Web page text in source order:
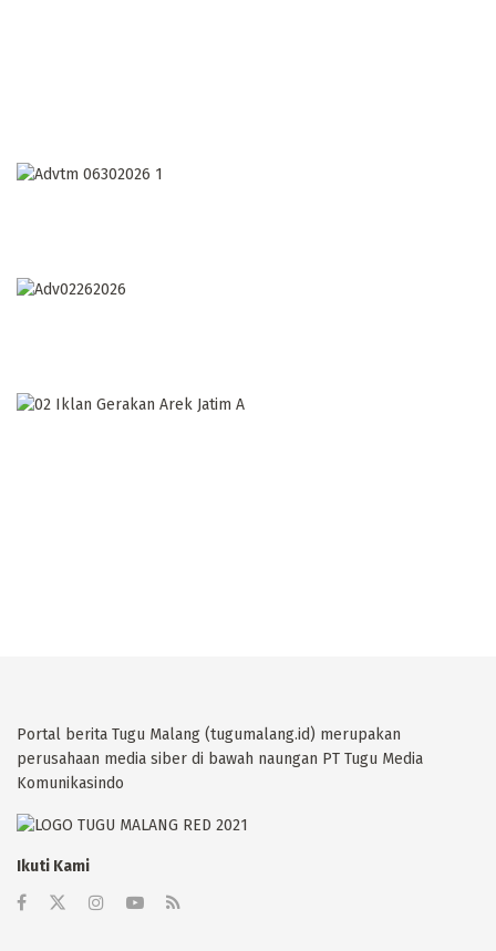
Portal berita Tugu Malang (tugumalang.id) merupakan
perusahaan media siber di bawah naungan PT Tugu Media
Komunikasindo
Ikuti Kami